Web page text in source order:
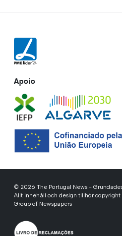
Apoio
© 2026 The Portugal News -
Allt innehåll och design tillhör copyright
Group of Newspapers